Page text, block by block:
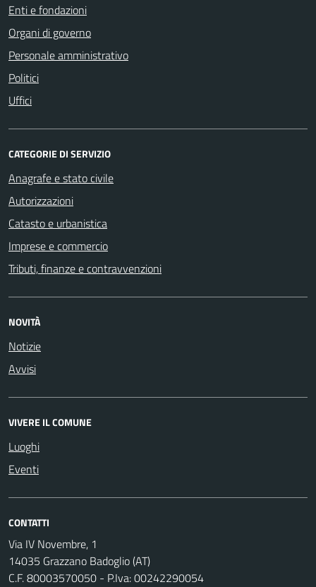
Enti e fondazioni
Organi di governo
Personale amministrativo
Politici
Uffici
CATEGORIE DI SERVIZIO
Anagrafe e stato civile
Autorizzazioni
Catasto e urbanistica
Imprese e commercio
Tributi, finanze e contravvenzioni
NOVITÀ
Notizie
Avvisi
VIVERE IL COMUNE
Luoghi
Eventi
CONTATTI
Via IV Novembre, 1
14035 Grazzano Badoglio (AT)
C.F. 80003570050 - P.Iva: 00242290054